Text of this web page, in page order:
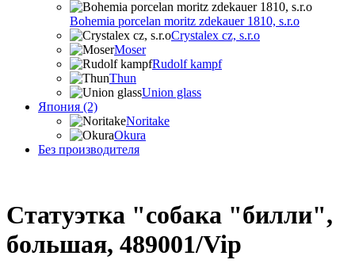
Bohemia porcelan moritz zdekauer 1810, s.r.o
Crystalex cz, s.r.o
Moser
Rudolf kampf
Thun
Union glass
Япония (2)
Noritake
Okura
Без производителя
Статуэтка "собака "билли",
большая, 489001/Vip